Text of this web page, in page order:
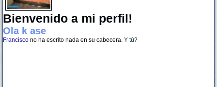
Bienvenido a mi perfil!
Ola k ase
Francisco no ha escrito nada en su cabecera. Y tú?